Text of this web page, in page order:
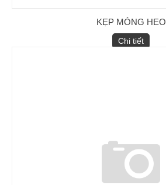
KẸP MÓNG HEO
Chi tiết